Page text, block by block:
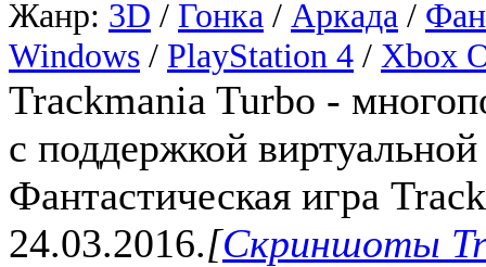
Жанр: 3D / Гонка / Аркада /
Windows / PlayStation 4 / Xbox
Trackmania Turbo -
с поддержкой
Фантастическая игра
24.03.2016.[Скриншоты